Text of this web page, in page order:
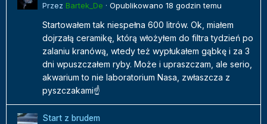
Przez Bartek_De · Opublikowano 18 godzin temu
Startowałem tak niespełna 600 litrów. Ok, miałem
dojrzałą ceramikę, którą włożyłem do filtra tydzień po
zalaniu kranówą, wtedy też wypłukałem gąbkę i za 3
dni wpuszczałem ryby. Może i upraszczam, ale serio,
akwarium to nie laboratorium Nasa, zwłaszcza z
pyszczakami☝️
Start z brudem